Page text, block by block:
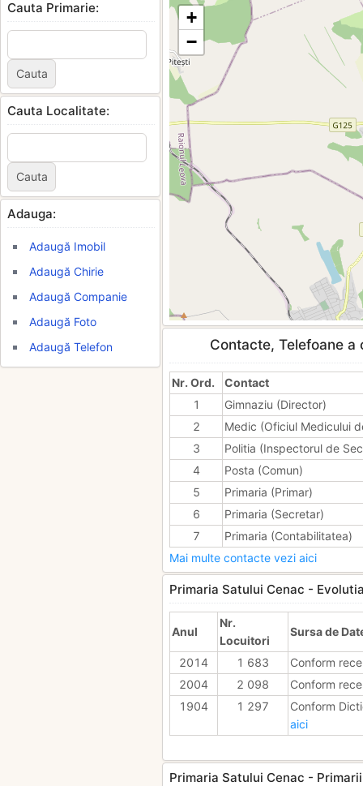
Cauta Primarie:
Cauta Localitate:
Adauga:
Adaugă Imobil
Adaugă Chirie
Adaugă Companie
Adaugă Foto
Adaugă Telefon
+
−
Contacte, Telefoane
Nr. Ord.
Contact
1
Gimnaziu (Director)
2
Medic (Oficiul Medicului
3
Politia (Inspectorul de
4
Posta (Comun)
5
Primaria (Primar)
6
Primaria (Secretar)
7
Primaria (Contabilitatea)
Mai multe contacte vezi aici
Primaria Satului Cenac -
Anul
Nr.
Locuitori
Sursa de
2014 1 683
Conform
2004
2 098
Conform
1904
1 297
Conform
aici
Primaria Satului Cenac -